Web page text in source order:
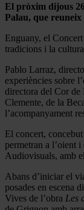
El pròxim dijous
Palau, que reuneix
Enguany, el
tradicions i la
Pablo Larraz,
experiències sobre
directora del Cor
Clemente, de la
l’acompanyament
El concert,
permetran a l’oient
Audiovisuals, amb
Abans d’iniciar el
posades en escena
Vives de l’obra Les